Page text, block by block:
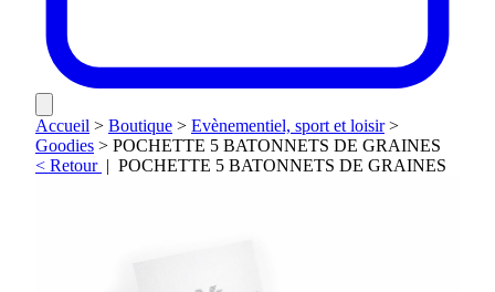
Accueil > Boutique > Evènementiel, sport et loisir>
Goodies > POCHETTE 5 BATONNETS DE GRAINES
< Retour | POCHETTE 5 BATONNETS DE GRAINES